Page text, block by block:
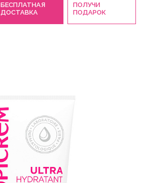
БЕСПЛАТНАЯ
ДОСТАВКА
ПОЛУЧИ
ПОДАРОК